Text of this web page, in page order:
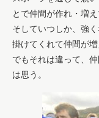
とで仲間が作れ・増
そしていつしか、強
掛けてくれて仲間が増
でもそれは違って、
は思う。